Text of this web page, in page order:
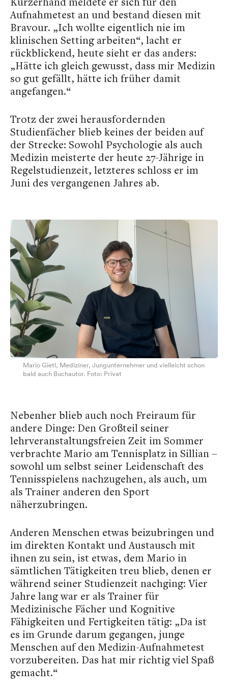
Aufnahmetest an und bestand diesen mit
Bravour. „Ich wollte eigentlich nie im
klinischen Setting arbeiten“, lacht er
rückblickend, heute sieht er das anders:
„Hätte ich gleich gewusst, dass mir Medizin
so gut gefällt, hätte ich früher damit
angefangen.“
Trotz der zwei herausfordernden
Studienfächer blieb keines der beiden auf
der Strecke: Sowohl Psychologie als auch
Medizin meisterte der heute 27-Jährige in
Regelstudienzeit, letzteres schloss er im
Juni des vergangenen Jahres ab.
Mario Gietl, Mediziner, Jungunternehmer und vielleicht schon
bald auch Buchautor. Foto: Privat
Nebenher blieb auch noch Freiraum für
andere Dinge: Den Großteil seiner
lehrveranstaltungsfreien Zeit im Sommer
verbrachte Mario am Tennisplatz in Sillian –
sowohl um selbst seiner Leidenschaft des
Tennisspielens nachzugehen, als auch, um
als Trainer anderen den Sport
näherzubringen.
Anderen Menschen etwas beizubringen und
im direkten Kontakt und Austausch mit
ihnen zu sein, ist etwas, dem Mario in
sämtlichen Tätigkeiten treu blieb, denen er
während seiner Studienzeit nachging: Vier
Jahre lang war er als Trainer für
Medizinische Fächer und Kognitive
Fähigkeiten und Fertigkeiten tätig: „Da ist
es im Grunde darum gegangen, junge
Menschen auf den Medizin-Aufnahmetest
vorzubereiten. Das hat mir richtig viel Spaß
gemacht.“